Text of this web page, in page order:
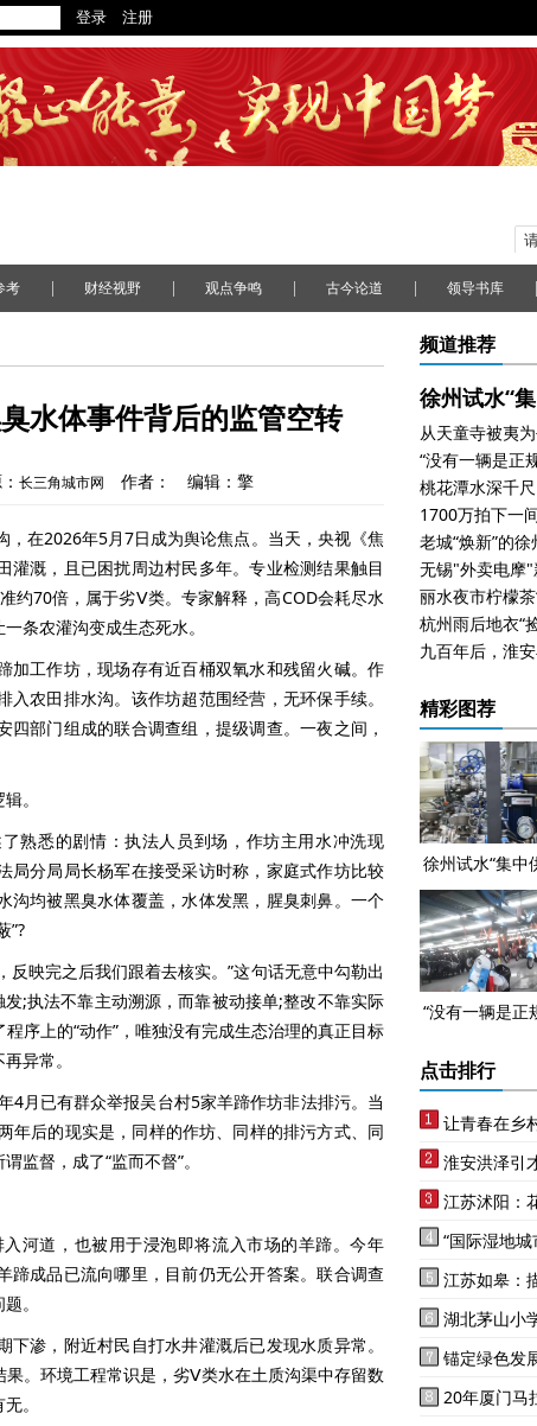
考 财经视野 观点争鸣 古今论道 领导书库
水体事件背后的监管空转
长三角城市网 作者： 编辑：擎
在2026年5月7日成为舆论焦点。当天，央视《焦
溉，且已困扰周边村民多年。专业检测结果触目
约70倍，属于劣Ⅴ类。专家解释，高COD会耗尽水
条农灌沟变成生态死水。
工作坊，现场存有近百桶双氧水和残留火碱。作
农田排水沟。该作坊超范围经营，无环保手续。
部门组成的联合调查组，提级调查。一夜之间，
。
悉的剧情：执法人员到场，作坊主用水冲洗现
局分局局长杨军在接受采访时称，家庭式作坊比较
沟均被黑臭水体覆盖，水体发黑，腥臭刺鼻。一个
”?
映完之后我们跟着去核实。”这句话无意中勾勒出
;执法不靠主动溯源，而靠被动接单;整改不靠实际
序上的“动作”，唯独没有完成生态治理的真正目标
异常。
已有群众举报吴台村5家羊蹄作坊非法排污。当
年后的现实是，同样的作坊、同样的排污方式、同
监督，成了“监而不督”。
道，也被用于浸泡即将流入市场的羊蹄。今年
蹄成品已流向哪里，目前仍无公开答案。联合调查
。
渗，附近村民自打水井灌溉后已发现水质异常。
。环境工程常识是，劣Ⅴ类水在土质沟渠中存留数
。
频道推荐
桃花潭水深千
1700万拍下一
丽水夜市柠檬
九百年后，淮
精彩图荐
徐州试水“集中
一坑19℃的矿
重估一座城市
“没有一辆是正
集体失守
点击排行
让青春在乡
淮安洪泽引
江苏沭阳：
“国际湿地
江苏如皋：
湖北茅山小
锚定绿色发